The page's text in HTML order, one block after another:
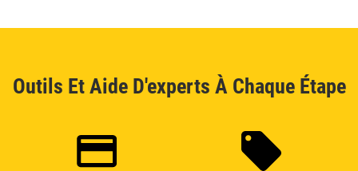
Outils Et Aide D'experts À Chaque Étape